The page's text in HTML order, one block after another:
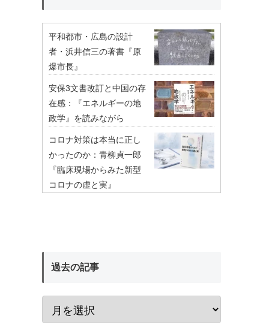
平和都市・広島の設計
者・浜井信三の著書『原
爆市長』
安保3文書改訂と中国の存
在感：『エネルギーの地
政学』を読みながら
コロナ対策は本当に正し
かったのか：青柳貞一郎
『臨床現場からみた新型
コロナの虚と実』
過去の記事